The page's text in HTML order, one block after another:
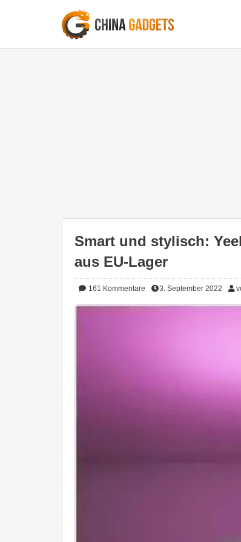
Smart und stylisch:
aus EU-Lager
161 Kommentare 3. September 2022